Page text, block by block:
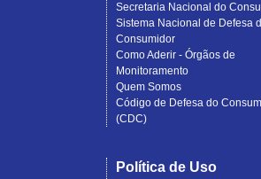
Secretaria Nacional do
Sistema Nacional de Defesa
Consumidor
Como Aderir - Órgãos de
Monitoramento
Quem Somos
Código de Defesa do
(CDC)
Política de Uso